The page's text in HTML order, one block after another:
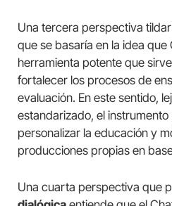
Una tercera perspectiva
que se basaría en la idea que
herramienta potente que
fortalecer los procesos de
evaluación. En este sentido,
estandarizado, el
personalizar la educación y
producciones propias en
Una cuarta perspectiva que